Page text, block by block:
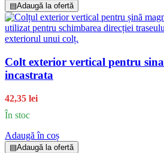
▤Adaugă la ofertă
Colt exterior vertical pentru
incastrata
42,35 lei
În stoc
Adaugă în coș
▤Adaugă la ofertă